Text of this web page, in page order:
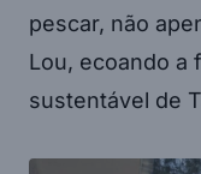
pescar, não
Lou, ecoando a
sustentável de